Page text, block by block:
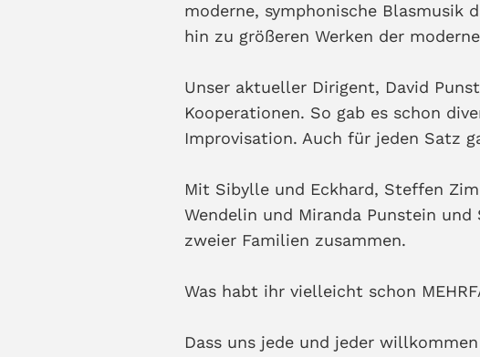
moderne, symphonische Blasmusik
hin zu größeren Werken der
Unser aktueller Dirigent, David
Kooperationen. So gab es schon
Improvisation. Auch für jeden Satz
Mit Sibylle und Eckhard, Steffen
Wendelin und Miranda Punstein
zweier Familien zusammen.
Was habt ihr vielleicht schon
Dass uns jede und jeder